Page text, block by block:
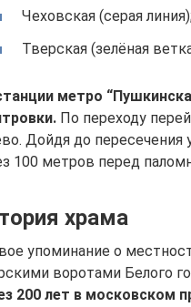
Чеховская (серая
Тверская (зелёная
метро
По переходу
Дойдя до
100 метров перед
храма
упоминание о
воротами Белого
200 лет в московском